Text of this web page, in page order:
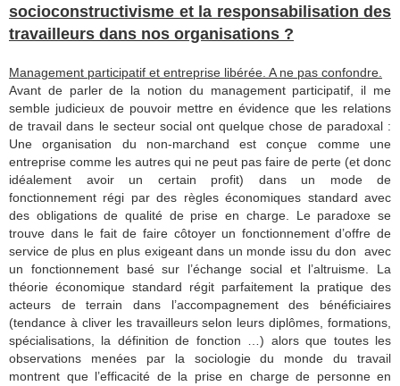
socioconstructivisme et la responsabilisation des
travailleurs dans nos organisations ?
Management participatif et entreprise libérée. A ne pas confondre.
Avant de parler de la notion du management participatif, il me
semble judicieux de pouvoir mettre en évidence que les relations
de travail dans le secteur social ont quelque chose de paradoxal :
Une organisation du non-marchand est conçue comme une
entreprise comme les autres qui ne peut pas faire de perte (et donc
idéalement avoir un certain profit) dans un mode de
fonctionnement régi par des règles économiques standard avec
des obligations de qualité de prise en charge. Le paradoxe se
trouve dans le fait de faire côtoyer un fonctionnement d’offre de
service de plus en plus exigeant dans un monde issu du don avec
un fonctionnement basé sur l’échange social et l’altruisme. La
théorie économique standard régit parfaitement la pratique des
acteurs de terrain dans l’accompagnement des bénéficiaires
(tendance à cliver les travailleurs selon leurs diplômes, formations,
spécialisations, la définition de fonction …) alors que toutes les
observations menées par la sociologie du monde du travail
montrent que l’efficacité de la prise en charge de personne en